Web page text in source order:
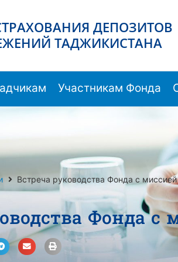
ДЕПОЗИТОВ
ТАДЖИКИСТАНА
Участникам Фонда
Встреча руководства Фонда с
Фонда